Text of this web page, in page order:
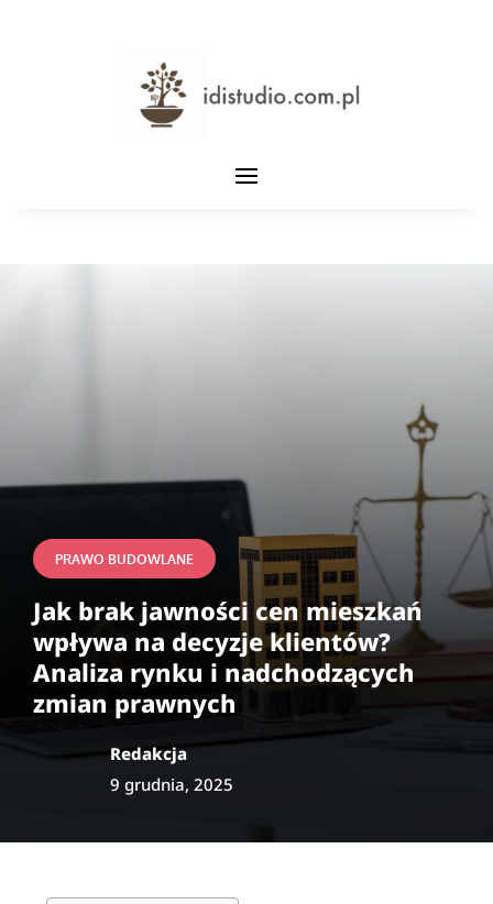
PRAWO BUDOWLANE
Jak brak jawności cen mieszkań
wpływa na decyzje klientów?
Analiza rynku i nadchodzących
zmian prawnych
Redakcja
9 grudnia, 2025